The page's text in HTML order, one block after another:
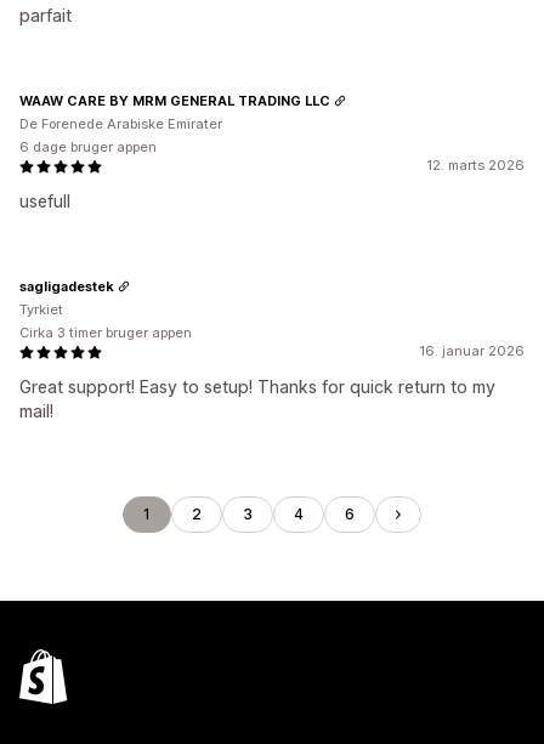
parfait
12. marts 2026
usefull
WAAW CARE BY MRM GENERAL TRADING LLC
De Forenede Arabiske Emirater
6 dage bruger appen
16. januar 2026
Great support! Easy to setup! Thanks for quick return to my
mail!
sagligadestek
Tyrkiet
Cirka 3 timer bruger appen
1 2 3 4 6